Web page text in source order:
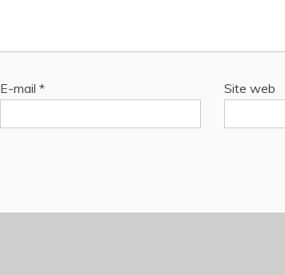
E-mail * Site web